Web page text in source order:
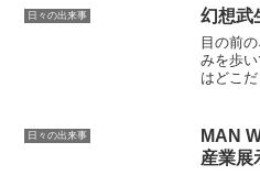
日々の出来事 幻想武
目の前
みを歩
はどこ
「武生
りと見
日々の出来事
MAN
産業展